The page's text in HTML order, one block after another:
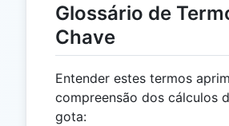
Glossário de
Chave
Entender estes termos
compreensão dos cálculos
gota: